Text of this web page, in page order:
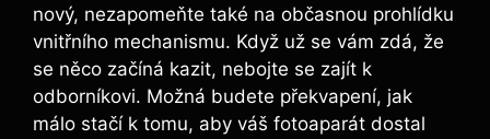
nový, nezapomeňte také na občasnou​ prohlídku⁣
vnitřního ⁤mechanismu. ⁢Když už⁤ se vám zdá, že‍
se něco‍ začíná kazit,‌ nebojte se zajít k⁣
odborníkovi. Možná budete překvapení, jak
málo stačí‍ k​ tomu, ⁣aby váš fotoaparát dostal